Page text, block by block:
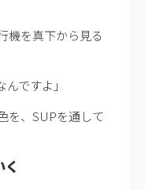
機を真下から見る
ですよ」
を、SUPを通して